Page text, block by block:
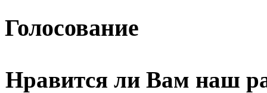
Голосование
Нравится ли Вам наш